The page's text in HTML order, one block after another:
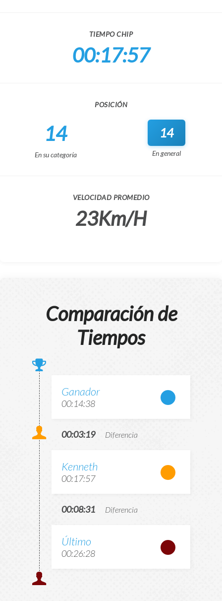
TIEMPO CHIP
00:17:57
POSICIÓN
14
En su categoría
14
En general
VELOCIDAD PROMEDIO
23Km/H
Comparación de
Tiempos
Ganador
00:14:38
00:03:19 Diferencia
Kenneth
00:17:57
00:08:31 Diferencia
Último
00:26:28